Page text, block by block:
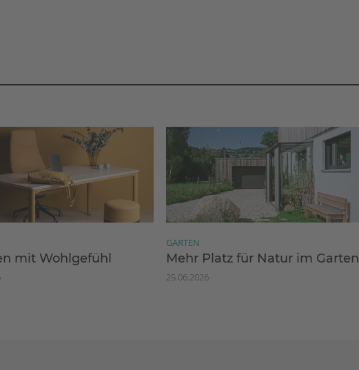
mit Wohlgefühl
GARTEN
Mehr Platz für Natur im Garten
25.06.2026